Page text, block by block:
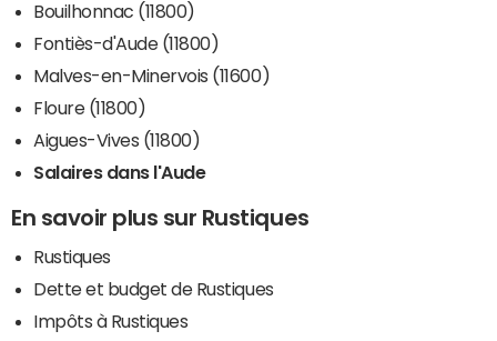
Bouilhonnac (11800)
Fontiès-d'Aude (11800)
Malves-en-Minervois (11600)
Floure (11800)
Aigues-Vives (11800)
Salaires dans l'Aude
En savoir plus sur Rustiques
Rustiques
Dette et budget de Rustiques
Impôts à Rustiques